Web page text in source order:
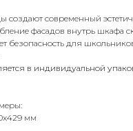
создают современный
фасадов внутрь шкафа
безопасность для
в индивидуальной
мм